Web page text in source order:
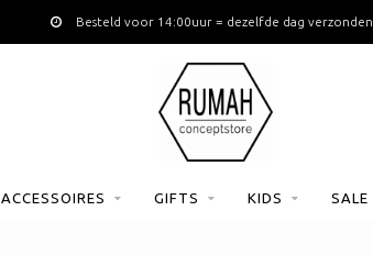
Besteld voor 14:00uur = dezelfde dag verzonden
ACCESSOIRES GIFTS KIDS SALE